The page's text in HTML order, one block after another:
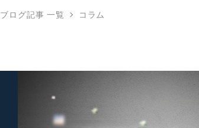
ブログ記事 一覧 コラム